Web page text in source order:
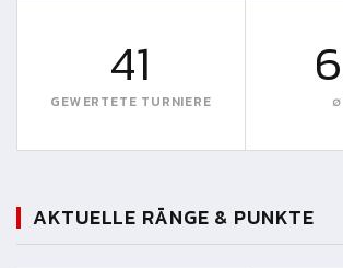
41
GEWERTETE TURNIERE
AKTUELLE RÄNGE & PUNKTE